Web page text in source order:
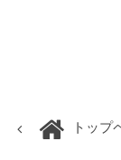
トップ